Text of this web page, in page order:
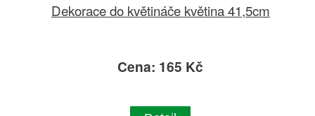
Dekorace do květináče květina 41,5cm
Cena: 165 Kč